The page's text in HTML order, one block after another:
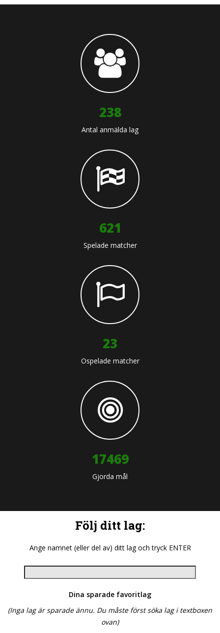
245
Antal anmälda lag
636
Spelade matcher
25
Ospelade matcher
18851
Gjorda mål
Följ ditt lag:
Ange namnet (eller del av) ditt lag och tryck ENTER
Dina sparade favoritlag
(Inga lag är sparade ännu. Du måste först söka lag i textboxen
ovan)